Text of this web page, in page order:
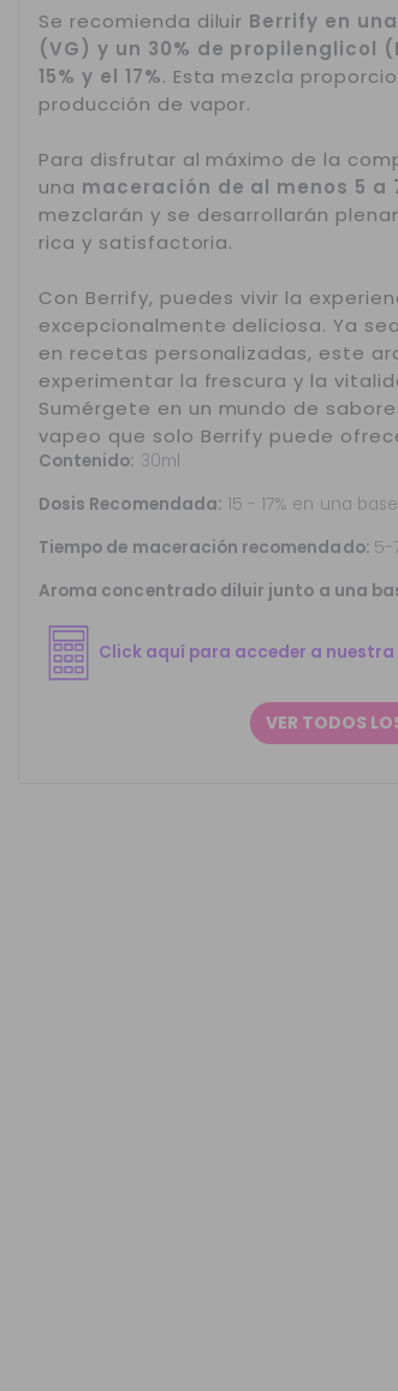
Se recomienda diluir Berrify en
(VG) y un 30% de propilenglicol
15% y el 17%. Esta mezcla
producción de vapor.
Para disfrutar al máximo de la
una maceración de al menos 5 a
mezclarán y se desarrollarán
rica y satisfactoria.
Con Berrify, puedes vivir la
excepcionalmente deliciosa. Ya
en recetas personalizadas, este
experimentar la frescura y la
Sumérgete en un mundo de
vapeo que solo Berrify puede
Contenido: 30ml
Dosis Recomendada: 15 - 17% en una
Tiempo de maceración recomendado: 5-
Aroma concentrado diluir junto a una
Click aquí para acceder a nuestra
VER TODOS